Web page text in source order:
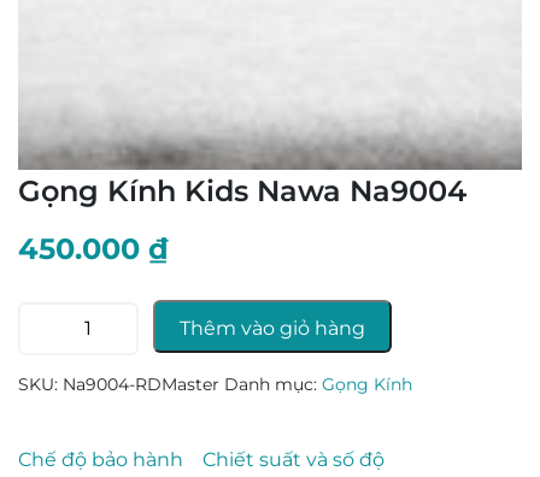
Gọng Kính Kids Nawa Na9004
450.000 ₫
Nawa
số
Thêm vào giỏ hàng
SKU: Na9004-RDMaster Danh mục: Gọng Kính
Chế độ bảo hành Chiết suất và số độ